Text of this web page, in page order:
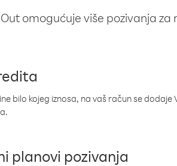
omogućuje više pozivanja
bilo kojeg iznosa, na vaš račun se
planovi pozivanja